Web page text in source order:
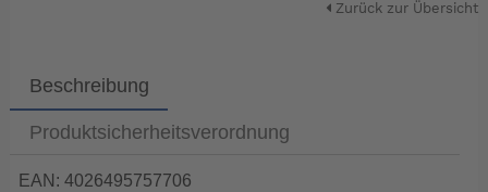
Zurück zur Übersicht
Beschreibung
Produktsicherheitsverordnung
EAN: 4026495757706